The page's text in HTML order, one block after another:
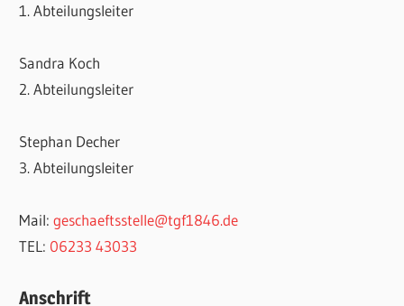
1. Abteilungsleiter
Sandra Koch
2. Abteilungsleiter
Stephan Decher
3. Abteilungsleiter
Mail:geschaeftsstelle@tgf1846.de
TEL: 06233 43033
Anschrift